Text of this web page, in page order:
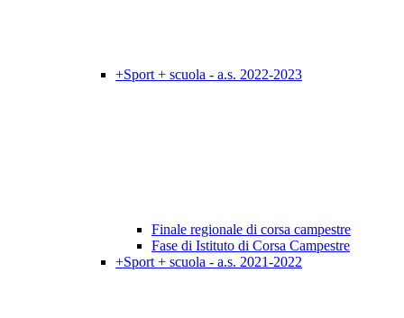
+Sport + scuola - a.s. 2022-2023
Finale regionale di corsa campestre
Fase di Istituto di Corsa Campestre
+Sport + scuola - a.s. 2021-2022